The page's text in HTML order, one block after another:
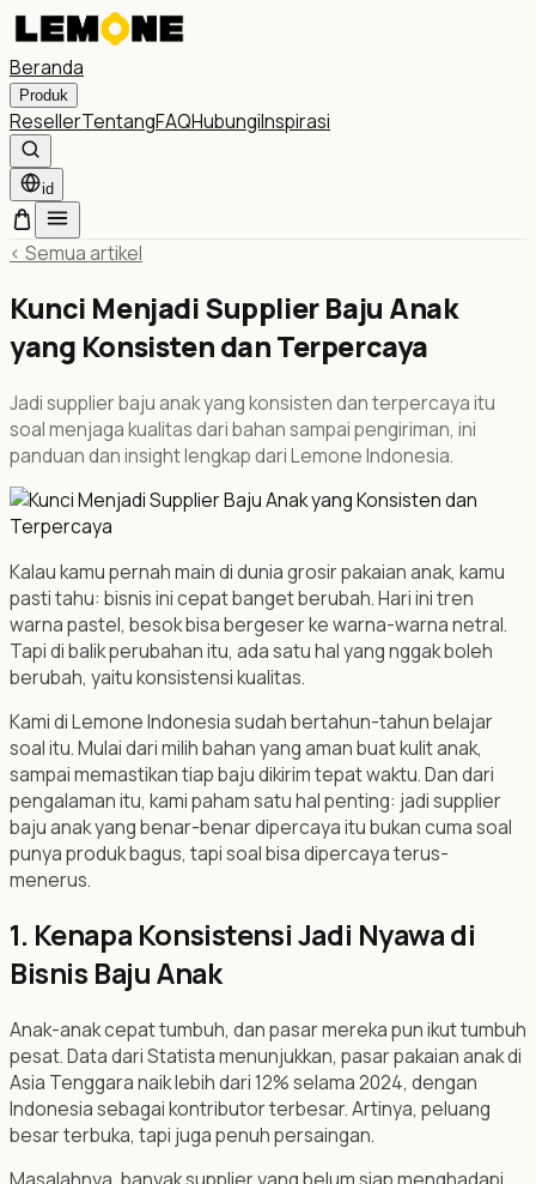
Beranda
Produk
ResellerTentangFAQHubungiInspirasi
id
< Semua artikel
Kunci Menjadi Supplier Baju Anak
yang Konsisten dan Terpercaya
Jadi supplier baju anak yang konsisten dan terpercaya itu
soal menjaga kualitas dari bahan sampai pengiriman, ini
panduan dan insight lengkap dari Lemone Indonesia.
Kalau kamu pernah main di dunia grosir pakaian anak, kamu
pasti tahu: bisnis ini cepat banget berubah. Hari ini tren
warna pastel, besok bisa bergeser ke warna-warna netral.
Tapi di balik perubahan itu, ada satu hal yang nggak boleh
berubah, yaitu konsistensi kualitas.
Kami di Lemone Indonesia sudah bertahun-tahun belajar
soal itu. Mulai dari milih bahan yang aman buat kulit anak,
sampai memastikan tiap baju dikirim tepat waktu. Dan dari
pengalaman itu, kami paham satu hal penting: jadi supplier
baju anak yang benar-benar dipercaya itu bukan cuma soal
punya produk bagus, tapi soal bisa dipercaya terus-
menerus.
1. Kenapa Konsistensi Jadi Nyawa di
Bisnis Baju Anak
Anak-anak cepat tumbuh, dan pasar mereka pun ikut tumbuh
pesat. Data dari Statista menunjukkan, pasar pakaian anak di
Asia Tenggara naik lebih dari 12% selama 2024, dengan
Indonesia sebagai kontributor terbesar. Artinya, peluang
besar terbuka, tapi juga penuh persaingan.